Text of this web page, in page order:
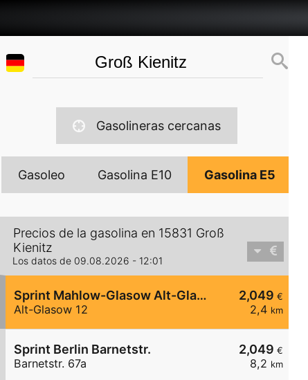
Gasolineras cercanas
Gasoleo Gasolina E10 Gasolina E5
Precios de la gasolina en 15831 Groß
Kienitz
Los datos de 09.08.2026 - 12:01
2,049 €
2,4 km
Sprint Mahlow-Glasow Alt-Glasow
Alt-Glasow 12
2,049 €
8,2 km
Sprint Berlin Barnetstr.
Barnetstr. 67a